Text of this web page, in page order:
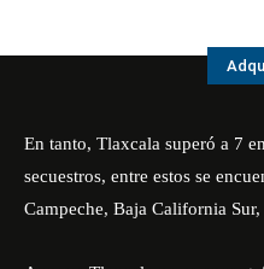
En tanto, Tlaxcala superó a 7
secuestros, entre estos se
Campeche, Baja California